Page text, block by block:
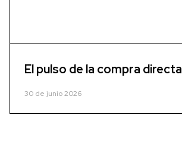
El pulso de la compra directa
30 de junio 2026